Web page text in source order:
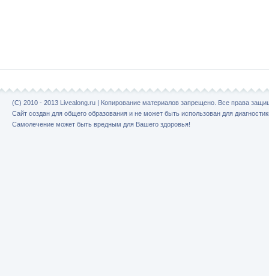
(C) 2010 - 2013 Livealong.ru | Копирование материалов запрещено. Все права
Сайт создан для общего образования и не может быть использован для
Самолечение может быть вредным для Вашего здоровья!